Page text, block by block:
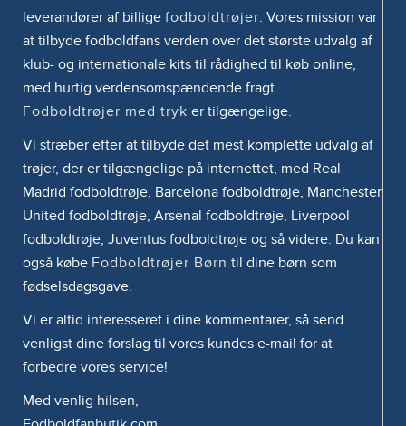
leverandører af billige fodboldtrøjer. Vores mission var
at tilbyde fodboldfans verden over det største udvalg af
klub- og internationale kits til rådighed til køb online,
med hurtig verdensomspændende fragt.
Fodboldtrøjer med tryk er tilgængelige.
Vi stræber efter at tilbyde det mest komplette udvalg af
trøjer, der er tilgængelige på internettet, med Real
Madrid fodboldtrøje, Barcelona fodboldtrøje, Manchester
United fodboldtrøje, Arsenal fodboldtrøje, Liverpool
fodboldtrøje, Juventus fodboldtrøje og så videre. Du kan
også købe Fodboldtrøjer Børn til dine børn som
fødselsdagsgave.
Vi er altid interesseret i dine kommentarer, så send
venligst dine forslag til vores kundes e-mail for at
forbedre vores service!
Med venlig hilsen,